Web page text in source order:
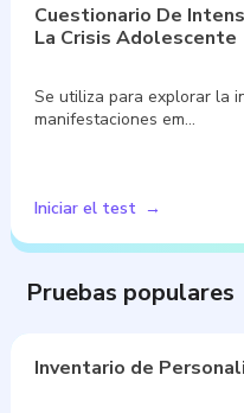
Cuestionario De
La Crisis Adolescente
Se utiliza para explorar la
manifestaciones em…
Iniciar el test
Pruebas populares
Inventario de